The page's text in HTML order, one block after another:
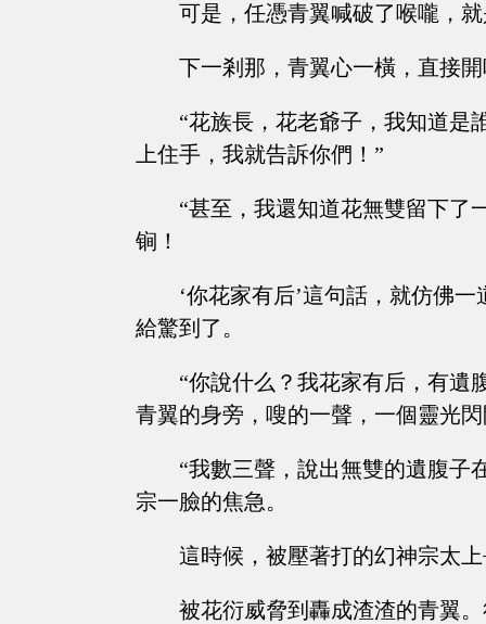
可是，任憑青翼喊破了喉嚨，
下一剎那，青翼心一橫，直接
“花族長，花老爺子，我知道是
上住手，我就告訴你們！”
“甚至，我還知道花無雙留下了
锏！
‘你花家有后’這句話，就仿佛
給驚到了。
“你說什么？我花家有后，有遺
青翼的身旁，嗖的一聲，一個靈光
“我數三聲，說出無雙的遺腹子
宗一臉的焦急。
這時候，被壓著打的幻神宗太
被花衍威脅到轟成渣渣的青翼